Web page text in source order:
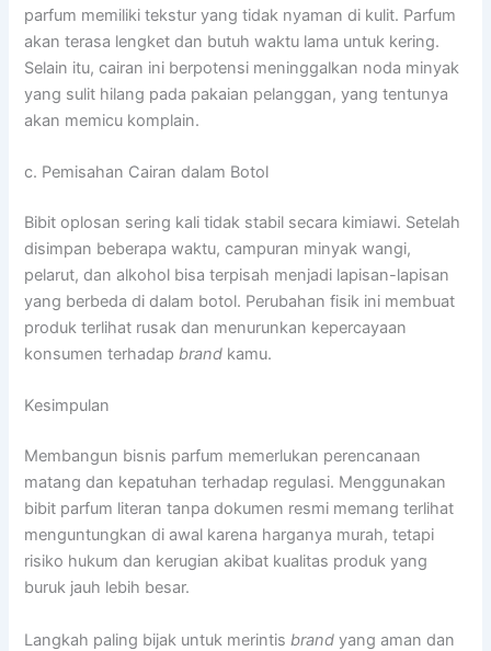
parfum memiliki tekstur yang tidak nyaman di kulit. Parfum
akan terasa lengket dan butuh waktu lama untuk kering.
Selain itu, cairan ini berpotensi meninggalkan noda minyak
yang sulit hilang pada pakaian pelanggan, yang tentunya
akan memicu komplain.
c. Pemisahan Cairan dalam Botol
Bibit oplosan sering kali tidak stabil secara kimiawi. Setelah
disimpan beberapa waktu, campuran minyak wangi,
pelarut, dan alkohol bisa terpisah menjadi lapisan-lapisan
yang berbeda di dalam botol. Perubahan fisik ini membuat
produk terlihat rusak dan menurunkan kepercayaan
konsumen terhadapbrand kamu.
Kesimpulan
Membangun bisnis parfum memerlukan perencanaan
matang dan kepatuhan terhadap regulasi. Menggunakan
bibit parfum literan tanpa dokumen resmi memang terlihat
menguntungkan di awal karena harganya murah, tetapi
risiko hukum dan kerugian akibat kualitas produk yang
buruk jauh lebih besar.
Langkah paling bijak untuk merintis brand yang aman dan